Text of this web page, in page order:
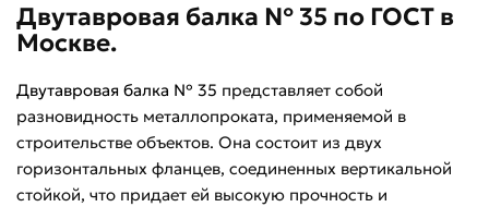
профиля
35
Двутавровая балка № 35 по ГОСТ в
Москве.
Двутавровая балка № 35 представляет собой
разновидность металлопроката, применяемой в
строительстве объектов. Она состоит из двух
горизонтальных фланцев, соединенных вертикальной
стойкой, что придает ей высокую прочность и